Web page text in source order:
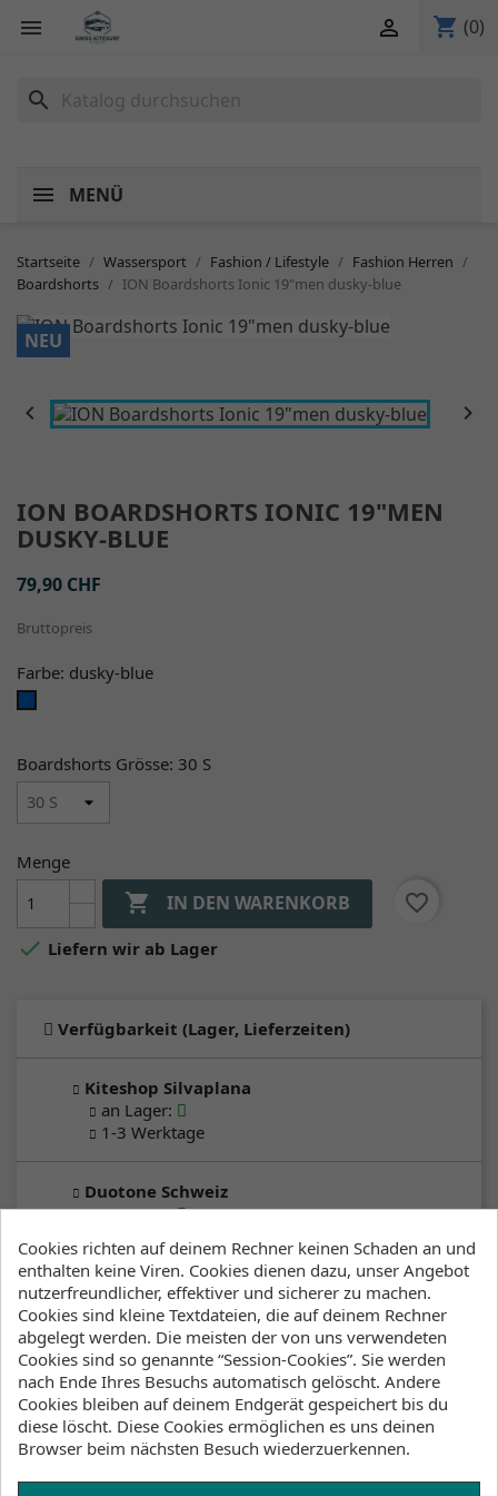
 shopping_cart (0)

search
MENÜ
Startseite Wassersport Fashion / Lifestyle
Fashion Herren
Boardshorts
ION Boardshorts Ionic 19"men dusky-blue
NEU
 
ION BOARDSHORTS IONIC 19"MEN
DUSKY-BLUE
79,90 CHF
Bruttopreis
Farbe: dusky-blue
Boardshorts Grösse: 30 S
Menge
 IN DEN WARENKORB
favorite_border
 Liefern wir ab Lager
Verfügbarkeit (Lager, Lieferzeiten)
Kiteshop Silvaplana
an Lager:
1-3 Werktage
Duotone Schweiz
an Lager:
Klicke hier um die Lagerbestände anzuzeigen
Beschreibung
Artikeldetails
Lagerbestand
Cookies richten auf deinem Rechner keinen Schaden an und
enthalten keine Viren. Cookies dienen dazu, unser Angebot
nutzerfreundlicher, effektiver und sicherer zu machen.
Cookies sind kleine Textdateien, die auf deinem Rechner
abgelegt werden. Die meisten der von uns verwendeten
Cookies sind so genannte “Session-Cookies”. Sie werden
nach Ende Ihres Besuchs automatisch gelöscht. Andere
Cookies bleiben auf deinem Endgerät gespeichert bis du
diese löscht. Diese Cookies ermöglichen es uns deinen
Browser beim nächsten Besuch wiederzuerkennen.